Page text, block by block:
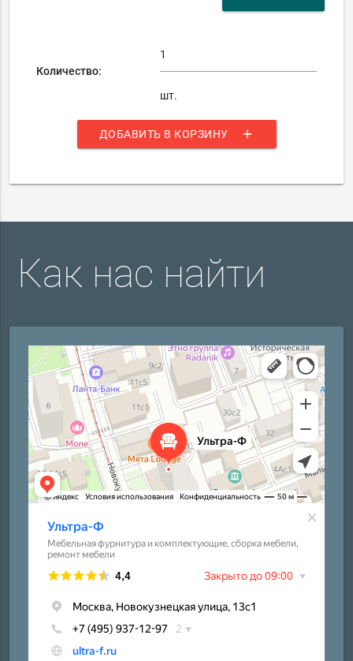
Количество:
шт.
ДОБАВИТЬ В КОРЗИНУ add
Как нас найти